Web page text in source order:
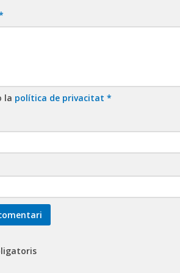
la política de privacitat *